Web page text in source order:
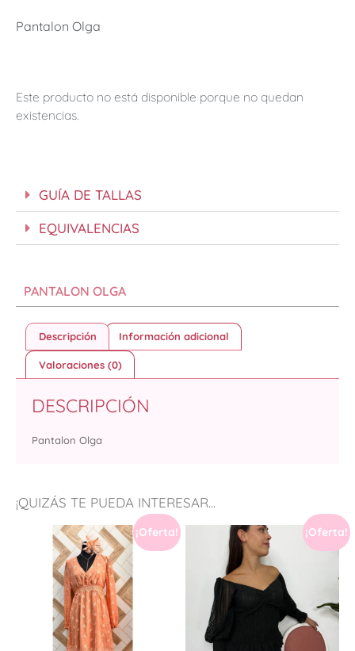
Pantalon Olga
Este producto no está disponible porque no quedan
existencias.
GUÍA DE TALLAS
EQUIVALENCIAS
¡QUIZÁS TE PUEDA INTERESAR...
¡Oferta! ¡Oferta!
PANTALON OLGA
Descripción Información adicional
Valoraciones (0)
DESCRIPCIÓN
Pantalon Olga